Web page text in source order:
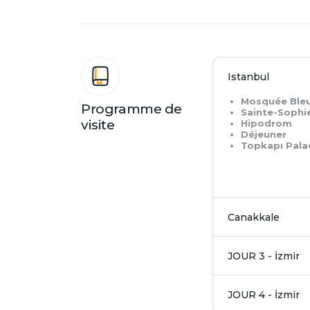
Programme de
visite
Istanbul
Mosquée
Sainte-
Hipodrom
Déjeuner
Topkapı
Canakkale
JOUR 3 - İzmir
JOUR 4 - İzmir